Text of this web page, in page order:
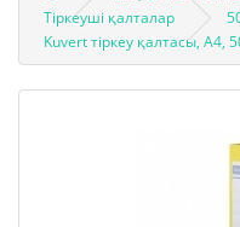
Тіркеуші қалталар
Kuvert тіркеу қалтасы, A4,